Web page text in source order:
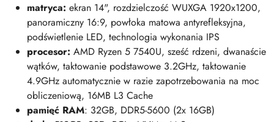
matryca: ekran 14", rozdzielczość WUXGA 1920x1200,
panoramiczny 16:9, powłoka matowa antyrefleksyjna,
podświetlenie LED, technologia wykonania IPS
procesor: AMD Ryzen 5 7540U, sześć rdzeni, dwanaście
wątków, taktowanie podstawowe 3.2GHz, taktowanie
4.9GHz automatycznie w razie zapotrzebowania na moc
obliczeniową, 16MB L3 Cache
pamięć RAM: 32GB, DDR5-5600 (2x 16GB)